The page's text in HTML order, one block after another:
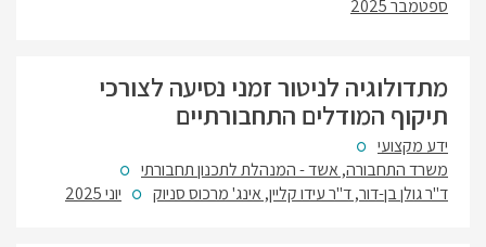
ספטמבר 2025
מתדולוגיה לניטור זמני נסיעה לצורכי
תיקוף המודלים התחבורתיים
ידע מקצועי
משרד התחבורה, אשד - המנהלת לתכנון תחבורתי
ד"ר גולן בן-דור, ד"ר עידו קליין, אינג' מרכוס סניוק
יוני 2025